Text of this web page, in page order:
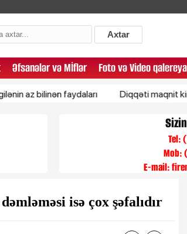
Axtar
Əfsanələr və Mİflər Foto və Video qalereya
faydaları Diqqəti maqnit kimi özünə
Tel:
Mob:
E-mail:
isə çox şəfalıdır